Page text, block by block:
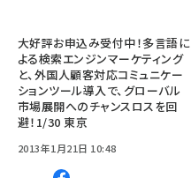
大好評お申込み受付中！多言語に
よる検索エンジンマーケティング
と、外国人顧客対応コミュニケー
ションツール導入で、グローバル
市場展開へのチャンスロスを回
避！1/30 東京
2013年1月21日 10:48